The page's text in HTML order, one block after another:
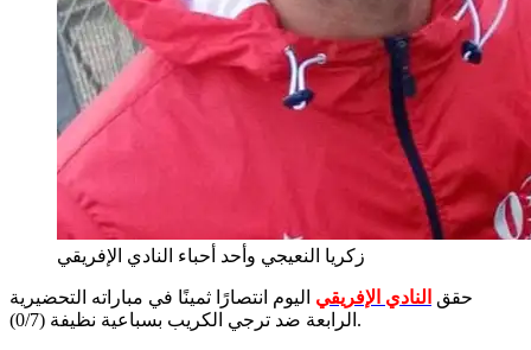
زكريا النعيجي وأحد أحباء النادي الإفريقي
حقق النادي الإفريقي اليوم انتصارًا ثمينًا في مباراته التحضيرية
الرابعة ضد ترجي الكريب بسباعية نظيفة (0/7).